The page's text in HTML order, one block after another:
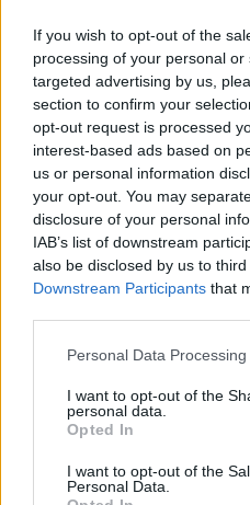
If you wish to opt-out of the
processing of your personal
targeted advertising by us,
section to confirm your
opt-out request is processed
interest-based ads based on
us or personal information
your opt-out. You may
disclosure of your personal
IAB’s list of downstream
also be disclosed by us to
Downstream Participants that
Please note that this website/
not limited to your visit or
grant or deny consent to
use your data for below
consent section.
Personal Data
I want to opt-out of the
personal data.
Opted In
I want to opt-out of the
Personal Data.